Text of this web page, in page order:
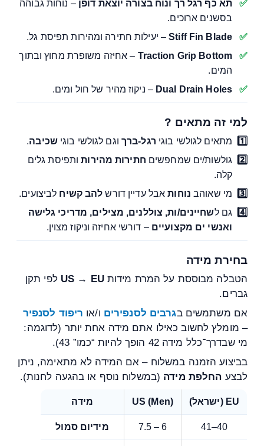
תא כף רגל רך ונוח בצורה יוצאת דופן – נוחות גבוהה
בסשנים ארוכים.
Stiff Fin Blade– יעילות חתירה ומהירות תפיסת גל.
Traction Grip Bottom – אחיזה משופרת מחוץ ובתוך
המים.
Dual Drain Holes – ניקוז מהיר של חול ומים.
למי זה מתאים ?
מתאים לגולשי בוגי רגל-ברך וגם לגולשי בוגישכיבה
גולשות/ים שמחפשים חתירות מהירותותפיסת גלים
קלה.
מי שאוהב נוחותאבל עדיין דורש להב קשיח לביצועים.
גם לשחיינים/ות, צוללנים, מצילים, מדריכי גלישה
ואנשי ים מקצועיים – דורשי אחיזה וניקוז מצוין.
בחירת מידה
הטבלה מבוססת על המרת מידותUS → EU לפי תקן
גברים.
אם משתמשים בגרבים לסנפירים ו/או ריפוד לסנפיר
– מומלץ לחשוב כאילו אתם מידה אחת יותר (לדוגמה:
מי שבדרך־כלל מידה 42 הופך להיות “כמו” 43).
בביצוע הזמנה במשלוח – אם המידה לא מתאימה, ניתן
לבצע החלפת מידה (במשלוח נוסף או בהגעה לחנות).
EU (ישראל) US (Men) מידה
40–41
6 – 7.5 מידיום סמול